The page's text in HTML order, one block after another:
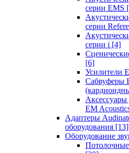
серии EMS
серии
серии i [4]
[6]
Усилители
Сабвуферы
Аксессуары
EM
Адаптеры
оборудования [13]
Оборудование
Потолочные